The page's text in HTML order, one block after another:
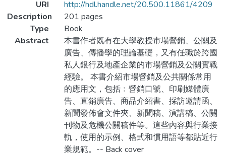
URI
http://hdl.handle.net/20.500.11861/4209
Description
201 pages
Type
Book
Abstract
本書作者既有在大學教授市場營銷、公關及
廣告、傳播學的理論基礎，又有任職於跨國
私人銀行及地產企業的市場營銷及公關實戰
經驗。 本書介紹市場營銷及公共關係常用
的應用文，包括﹕營銷口號、印刷媒體廣
告、直銷廣告、商品介紹書、採訪邀請函、
新聞發佈會文件夾、新聞稿、演講稿、公關
刊物及危機公關稿件等。這些內容與行業接
軌，使用的示例、格式和慣用語等都貼近行
業規範。-- Back cover